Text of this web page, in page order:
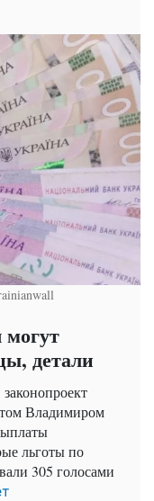
детали
законопроект
Владимиром
льготы по
305 голосами